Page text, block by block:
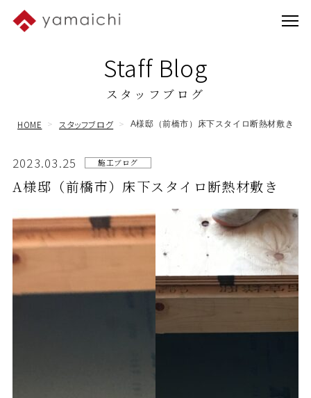
Staff Blog
スタッフブログ
HOME スタッフブログ A様邸（前橋市）床下スタイロ断熱材敷き
2023.03.25 施工ブログ
A様邸（前橋市）床下スタイロ断熱材敷き